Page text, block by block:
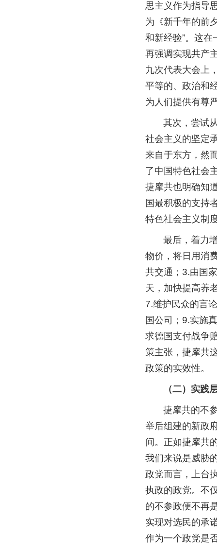
思主义作为指导
为《新千年的前
和新经验”。这
再强调实现共产
九次代表大会上
平等的、政治和
为人们提供有尊
其次，尝试
社会主义的坚定
来自于东方，然
了中国特色社会
捷摩共也明确知
国最积极的支持
特色社会主义制
最后，着力
物价，将日用消
共交通；3.由国
天，加快提高养
7.维护民众的言
国公司；9.实施
求德国支付战争
策主张，捷摩共
政策的实效性。
（二）实践
捷摩共的不
举后组建的新政
间。正如捷摩共
我们来说是威胁
政党而言，上台
执政的政党。不
的不参政便不再
实现对选民的承
作为一个政党是